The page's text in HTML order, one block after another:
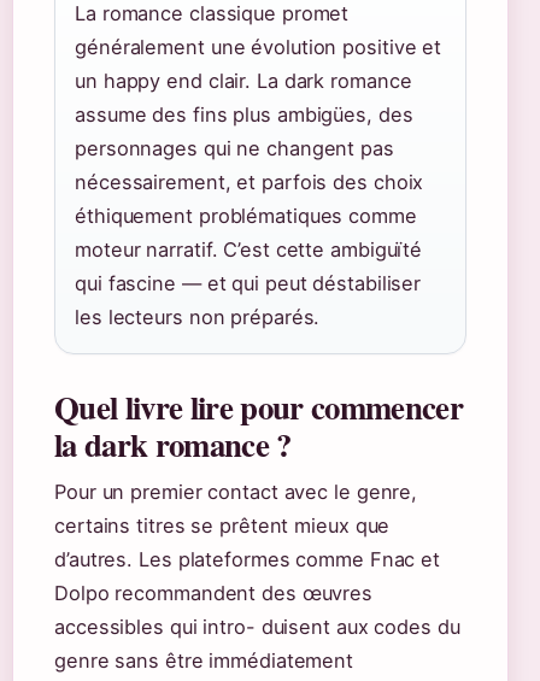
La romance classique promet
généralement une évolution positive et
un happy end clair. La dark romance
assume des fins plus ambigües, des
personnages qui ne changent pas
nécessairement, et parfois des choix
éthiquement problématiques comme
moteur narratif. C’est cette ambiguïté
qui fascine — et qui peut déstabiliser
les lecteurs non préparés.
Quel livre lire pour commencer
la dark romance ?
Pour un premier contact avec le genre,
certains titres se prêtent mieux que
d’autres. Les plateformes comme Fnac et
Dolpo recommandent des œuvres
accessibles qui intro- duisent aux codes du
genre sans être immédiatement